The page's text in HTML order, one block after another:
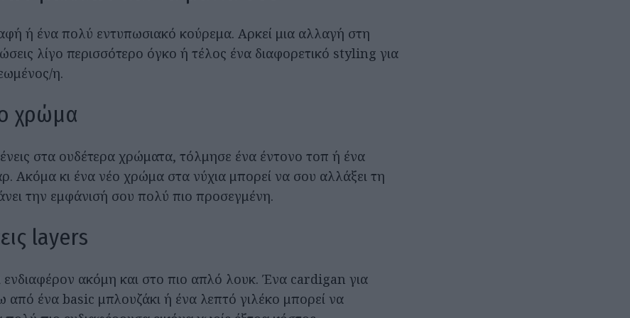
ή ένα πολύ εντυπωσιακό κούρεμα. Αρκεί μια αλλαγή στη
λίγο περισσότερο όγκο ή τέλος ένα διαφορετικό styling για
η.
χρώμα
στα ουδέτερα χρώματα, τόλμησε ένα έντονο τοπ ή ένα
Ακόμα κι ένα νέο χρώμα στα νύχια μπορεί να σου αλλάξει τη
την εμφάνισή σου πολύ πιο προσεγμένη.
layers
ενδιαφέρον ακόμη και στο πιο απλό λουκ. Ένα cardigan για
από ένα basic μπλουζάκι ή ένα λεπτό γιλέκο μπορεί να